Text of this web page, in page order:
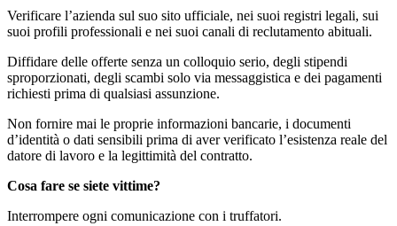
Verificare l’azienda sul suo sito ufficiale, nei suoi registri legali, sui
suoi profili professionali e nei suoi canali di reclutamento abituali.
Diffidare delle offerte senza un colloquio serio, degli stipendi
sproporzionati, degli scambi solo via messaggistica e dei pagamenti
richiesti prima di qualsiasi assunzione.
Non fornire mai le proprie informazioni bancarie, i documenti
d’identità o dati sensibili prima di aver verificato l’esistenza reale del
datore di lavoro e la legittimità del contratto.
Cosa fare se siete vittime?
Interrompere ogni comunicazione con i truffatori.